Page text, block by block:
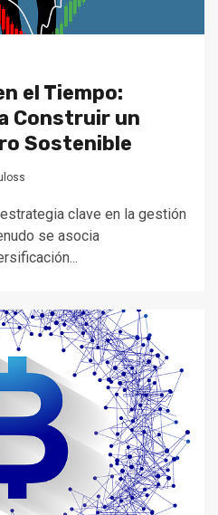
el Tiempo:
Construir un
Sostenible
clave en la gestión
se asocia